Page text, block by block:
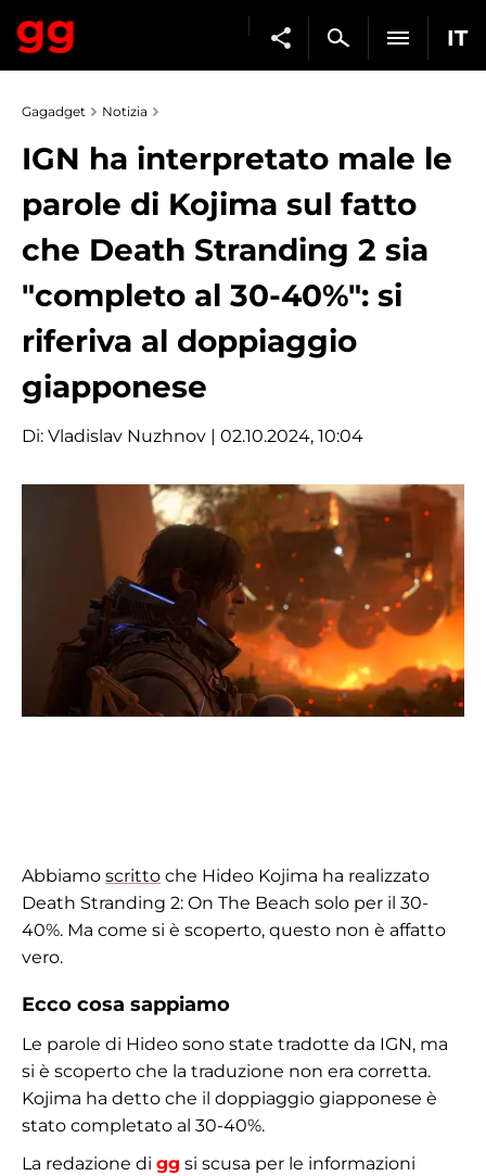
IT
Gagadget Notizia
IGN ha interpretato male le
parole di Kojima sul fatto
che Death Stranding 2 sia
"completo al 30-40%": si
riferiva al doppiaggio
giapponese
Di: Vladislav Nuzhnov | 02.10.2024, 10:04
Abbiamo scritto che Hideo Kojima ha realizzato
Death Stranding 2: On The Beach solo per il 30-
40%. Ma come si è scoperto, questo non è affatto
vero.
Ecco cosa sappiamo
Le parole di Hideo sono state tradotte da IGN, ma
si è scoperto che la traduzione non era corretta.
Kojima ha detto che il doppiaggio giapponese è
stato completato al 30-40%.
La redazione di gg si scusa per le informazioni